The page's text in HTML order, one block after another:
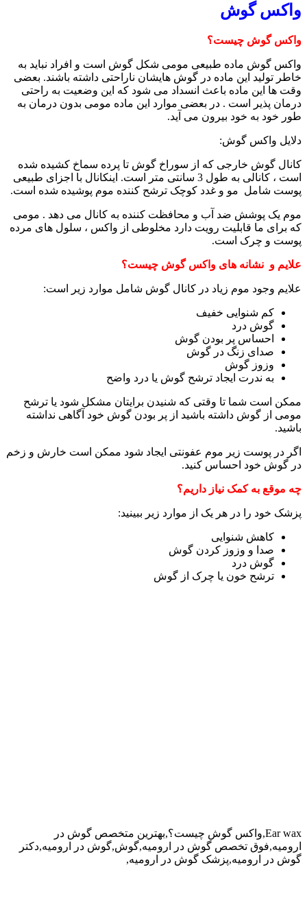
واکس گوش
واکس گوش چیست؟
واکس گوش ماده طبیعی مومی شکل گوش است و افراد نباید به
خاطر تولید این ماده در گوش هایشان ناراحتی داشته باشند. بعضی
وقت ها این ماده باعث انسداد می شود که این وضعیت به راحتی
درمان پذیر است . در بعضی موارد این ماده مومی بدون درمان به
طور خود به خود بیرون می آید.
دلایل واکس گوش:
کانال گوش خارجی که از سوراخ گوش تا پرده سماخ کشیده شده
است ، کانالی به طول 3 سانتی متر است. اینکانال با اجزای طبیعی
پوست شامل مو و غدد کوچک ترشح کننده موم پوشیده شده است.
موم یک پوشش ضد آب و محافظت کننده به کانال می دهد . مومی
که برای ما قابلیت رویت دارد مخلوطی از واکس ، سلول های مرده
پوست و چرک است.
علایم و نشانه های واکس گوش چیست؟
علایم وجود موم زیاد در کانال گوش شامل موارد زیر است:
کم شنوایی خفیف
گوش درد
احساس پر بودن گوش
صدای زنگ در گوش
وزوز گوش
به ندرت ایجاد ترشح گوش یا درد واضح
ممکن است شما تا وقتی که شنیدن برایتان مشکل شود یا ترشح
مومی از گوش داشته باشید از پر بودن گوش خود آگاهی نداشته
باشید.
اگر در پوست زیر موم عفونتی ایجاد شود ممکن است خارش و زخم
در گوش خود احساس کنید.
چه موقع به کمک نیاز داریم؟
پزشک خود را در هر یک از موارد زیر ببینید:
کاهش شنوایی
صدا و وزوز کردن گوش
گوش درد
ترشح خون یا چرک از گوش
Ear wax,واکس گوش چیست؟,بهترین متخصص گوش در
ارومیه,فوق تخصص گوش در ارومیه,گوش,گوش در ارومیه,دکتر
گوش در ارومیه,پزشک گوش در ارومیه,